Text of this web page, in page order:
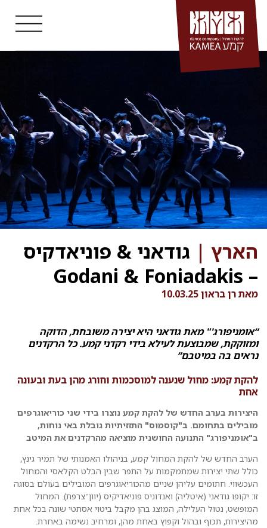
Skip
content
הארץ | גודאני & פוניאדקיס
– Godani & Foniadakis
מאת רן בראון 10.03.25
“אומניפורג'" מאת גודאני היא יצירה משובחת, הדוקה
ומזוקקת, שמבוצעת לעילא בידי רקדני קמע. כל הרקדנים
נראים בה במיטבם”
להקת קמע: מחול שנענה למוסכמות וחורג מהן בעת ובעונה
אחת
היצירות בערב החדש של להקת קמע נוצרו בידי שני כוריאוגרפים
מובילים בתחומם. ב"קוסמוס" התזזיתיות גובלת באי נוחות,
ב"אומניפורג" התנועה החושנית מוציאה מהרקדנים את המיטב
הערב החדש של להקת המחול קמע, בניהולו האמנותי של תמיר גינץ,
כולל שתי יצירות שמתמקמות על התפר שבין הבלט הקלאסי והמחול
העכשווי. חתומים עליהן שניים מהכוריאוגרפים המובילים בעולם בסוגה
זו: יקופו גודאני (איטליה) ואנדוניס פוניאדיקיס (יוון־צרפת). המחול
המופשט, נטול העלילה, המוצג בהן מקבל ביטוי אסתטי שונה בכל אחת
מהיצירות, תכוף ובהול וקפוץ באחת מהן, ומרחיב נשימה באחרת.